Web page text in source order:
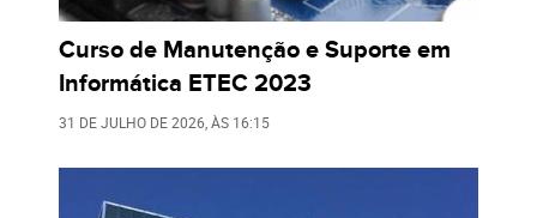
Curso de Manutenção e Suporte em
Informática ETEC 2023
31 DE JULHO DE 2026, ÀS 16:15